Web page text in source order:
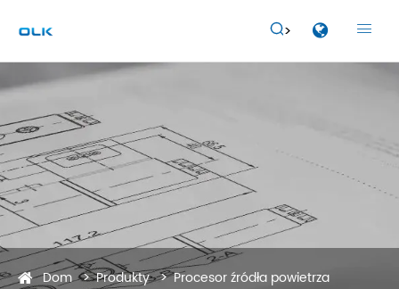
 
Dom Produkty
Procesor źródła powietrza